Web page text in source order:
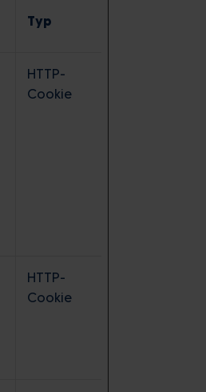
Typ
HTTP-
Cookie
HTTP-
Cookie